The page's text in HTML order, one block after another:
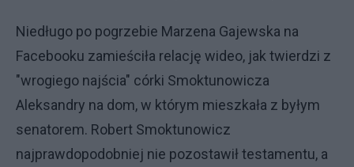
Niedługo po pogrzebie Marzena Gajewska na
Facebooku zamieściła relację wideo, jak twierdzi z
"wrogiego najścia" córki Smoktunowicza
Aleksandry na dom, w którym mieszkała z byłym
senatorem. Robert Smoktunowicz
najprawdopodobniej nie pozostawił testamentu, a